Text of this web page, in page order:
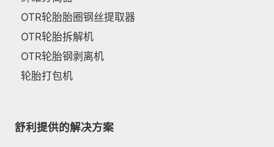
OTR轮胎胎圈钢丝提取器
OTR轮胎拆解机
OTR轮胎钢剥离机
轮胎打包机
舒利提供的解决方案